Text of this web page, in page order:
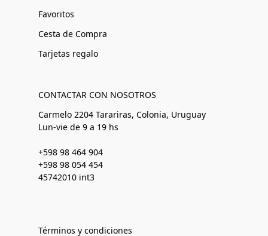
Favoritos
Cesta de Compra
Tarjetas regalo
CONTACTAR CON NOSOTROS
Carmelo 2204 Tarariras, Colonia, Uruguay
Lun-vie de 9 a 19 hs
+598 98 464 904
+598 98 054 454
45742010 int3
Términos y condiciones